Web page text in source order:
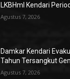
LKBHmI Kendari
Agustus 7, 2026
Damkar Kendari
Tahun Tersangkut
Agustus 7, 2026